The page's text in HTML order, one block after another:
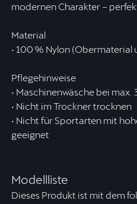
modernen Charakter –
Material
• 100 % Nylon (Obermaterial
Pflegehinweise
• Maschinenwäsche bei max.
• Nicht im Trockner trocknen
• Nicht für Sportarten mit
geeignet
Modellliste
Dieses Produkt ist mit dem